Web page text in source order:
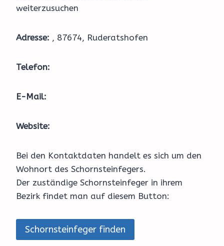
weiterzusuchen
Adresse: , 87674, Ruderatshofen
Telefon:
E-Mail:
Website:
Bei den Kontaktdaten handelt es sich um den
Wohnort des Schornsteinfegers.
Der zuständige Schornsteinfeger in ihrem
Bezirk findet man auf diesem Button:
Schornsteinfeger finden